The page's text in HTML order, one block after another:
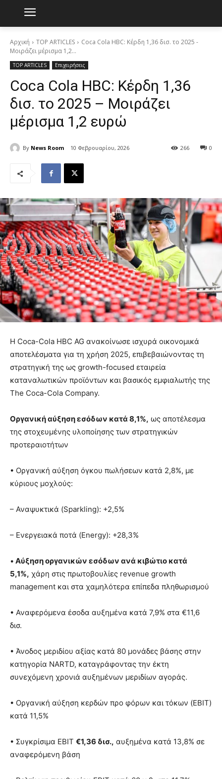
Αρχική TOP ARTICLES
Coca Cola HBC: Κέρδη 1,36 δισ. το 2025 -
Μοιράζει μέρισμα 1,2...
TOP ARTICLES Επιχειρήσεις
Coca Cola HBC: Κέρδη 1,36
δισ. το 2025 – Μοιράζει
μέρισμα 1,2 ευρώ
By News Room 10 Φεβρουαρίου, 2026 0
266
Η Coca-Cola HBC AG ανακοίνωσε ισχυρά οικονομικά
αποτελέσματα για τη χρήση 2025, επιβεβαιώνοντας τη
στρατηγική της ως growth-focused εταιρεία
καταναλωτικών προϊόντων και βασικός εμφιαλωτής της
The Coca-Cola Company.
Οργανική αύξηση εσόδων κατά 8,1%, ως αποτέλεσμα
της στοχευμένης υλοποίησης των στρατηγικών
προτεραιοτήτων
• Οργανική αύξηση όγκου πωλήσεων κατά 2,8%, με
κύριους μοχλούς:
– Αναψυκτικά (Sparkling): +2,5%
– Ενεργειακά ποτά (Energy): +28,3%
• Αύξηση οργανικών εσόδων ανά κιβώτιο κατά
5,1%, χάρη στις πρωτοβουλίες revenue growth
management και στα χαμηλότερα επίπεδα πληθωρισμού
• Αναφερόμενα έσοδα αυξημένα κατά 7,9% στα €11,6
δισ.
• Άνοδος μεριδίου αξίας κατά 80 μονάδες βάσης στην
κατηγορία NARTD, καταγράφοντας την έκτη
συνεχόμενη χρονιά αυξημένων μεριδίων αγοράς.
• Οργανική αύξηση κερδών προ φόρων και τόκων (EBIT)
κατά 11,5%
• Συγκρίσιμα EBIT €1,36 δισ., αυξημένα κατά 13,8% σε
αναφερόμενη βάση